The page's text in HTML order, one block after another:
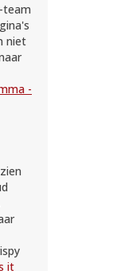
team
niet
-
it